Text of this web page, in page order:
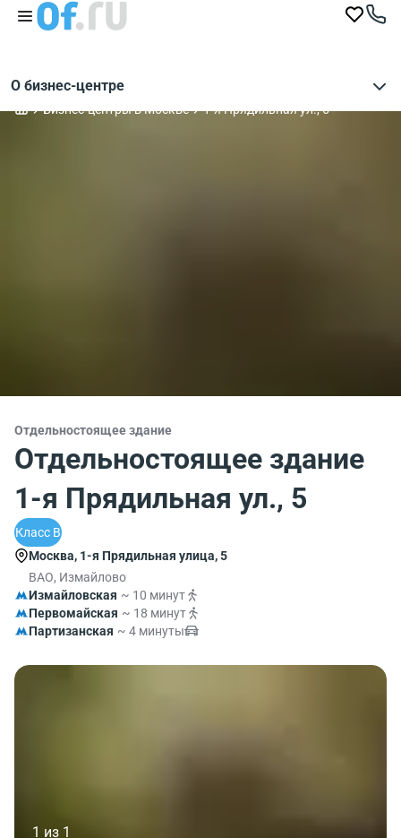
О бизнес-центре
Бизнес-центры в Москве 1-я Прядильная ул., 5
Отдельностоящее здание
Отдельностоящее здание
1-я Прядильная ул., 5
Класс B
Москва, 1-я Прядильная улица, 5
ВАО, Измайлово
Измайловская ~ 10 минут
Первомайская ~ 18 минут
Партизанская ~ 4 минуты
1 из 1